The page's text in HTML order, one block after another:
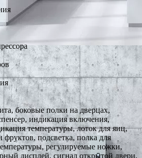
боковые полки на дверцах,
индикация включения,
температуры, лоток для яиц,
подсветка, полка для
регулируемые ножки,
дисплей, сигнал открытой двери,